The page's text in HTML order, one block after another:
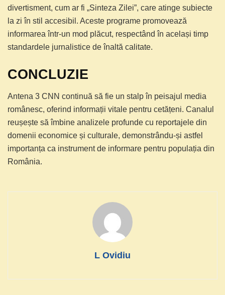
divertisment, cum ar fi „Sinteza Zilei”, care atinge subiecte
la zi în stil accesibil. Aceste programe promovează
informarea într-un mod plăcut, respectând în același timp
standardele jurnalistice de înaltă calitate.
CONCLUZIE
Antena 3 CNN continuă să fie un stalp în peisajul media
românesc, oferind informații vitale pentru cetățeni. Canalul
reușește să îmbine analizele profunde cu reportajele din
domenii economice și culturale, demonstrându-și astfel
importanța ca instrument de informare pentru populația din
România.
L Ovidiu